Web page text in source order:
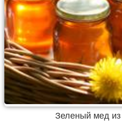
Зеленый мед из